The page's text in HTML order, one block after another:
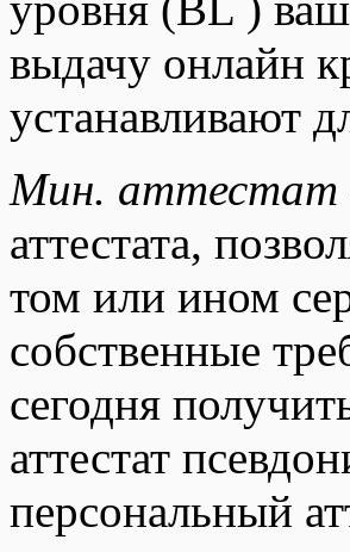
выдачу онлайн
устанавливают
Мин. аттестат
аттестата,
том или ином
собственные
сегодня
аттестат
персональный